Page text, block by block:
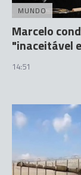
MUNDO
Marcelo
"inaceitável
14:51